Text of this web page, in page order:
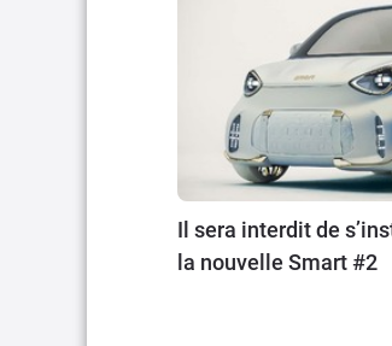
Il sera interdit de
la nouvelle Smart #2